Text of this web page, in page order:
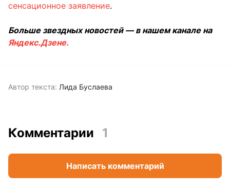
сенсационное заявление.
Больше звездных новостей — в нашем канале на
Яндекс.Дзене.
Автор текста: Лида Буслаева
Комментарии 1
Написать комментарий